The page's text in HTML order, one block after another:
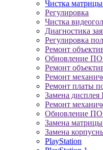
Чистка
Регулировка
Чистка
Диагностика
Регулировка
Ремонт
Обновление ПО
Ремонт
Ремонт
Ремонт платы
Замена
Ремонт
Обновление ПО
Замена
Замена
PlayStation